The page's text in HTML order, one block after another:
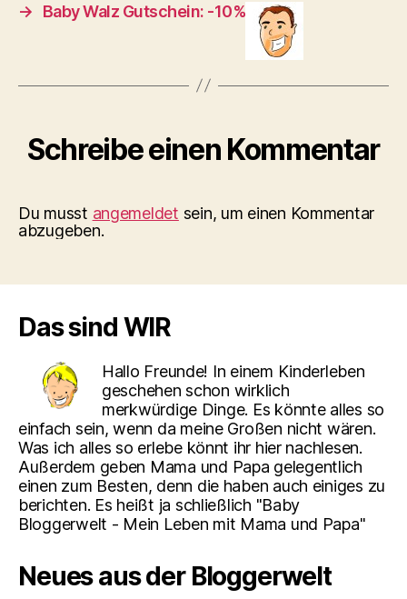
→ Baby Walz Gutschein: -10%
Schreibe einen Kommentar
Du musst angemeldet sein, um einen Kommentar
abzugeben.
Das sind WIR
Hallo Freunde! In einem Kinderleben
geschehen schon wirklich
merkwürdige Dinge. Es könnte alles so
einfach sein, wenn da meine Großen nicht wären.
Was ich alles so erlebe könnt ihr hier nachlesen.
Außerdem geben Mama und Papa gelegentlich
einen zum Besten, denn die haben auch einiges zu
berichten. Es heißt ja schließlich "Baby
Bloggerwelt - Mein Leben mit Mama und Papa"
Neues aus der Bloggerwelt